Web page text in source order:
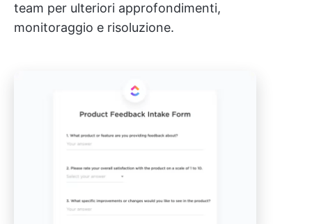
team per ulteriori approfondimenti,
monitoraggio e risoluzione.